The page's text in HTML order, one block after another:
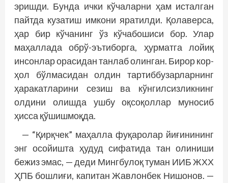
эришди. Бунда ички кўчаларни ҳам исталган
пайтда кузатиш имкони яратилди. Қолаверса,
ҳар бир кўчанинг ўз кўчабошиси бор. Улар
маҳаллада обрў-эътиборга, ҳурматга лойиқ
инсонлар орасидан танлаб олинган. Бирор кор-
ҳол бўлмасидан олдин тартиббузарларнинг
ҳаракатларини сезиш ва кўнгилсизликнинг
олдини олишда ушбу оқсоқоллар муносиб
ҳисса қўшишмоқда.
— “Қирқчек” маҳалла фуқаролар йиғинининг
энг осойишта ҳудуд сифатида тан олиниши
бежиз эмас, — деди Мингбулоқ туман ИИБ ЖХХ
ҲПБ бошлиғи, капитан Жавлонбек Нишонов. —